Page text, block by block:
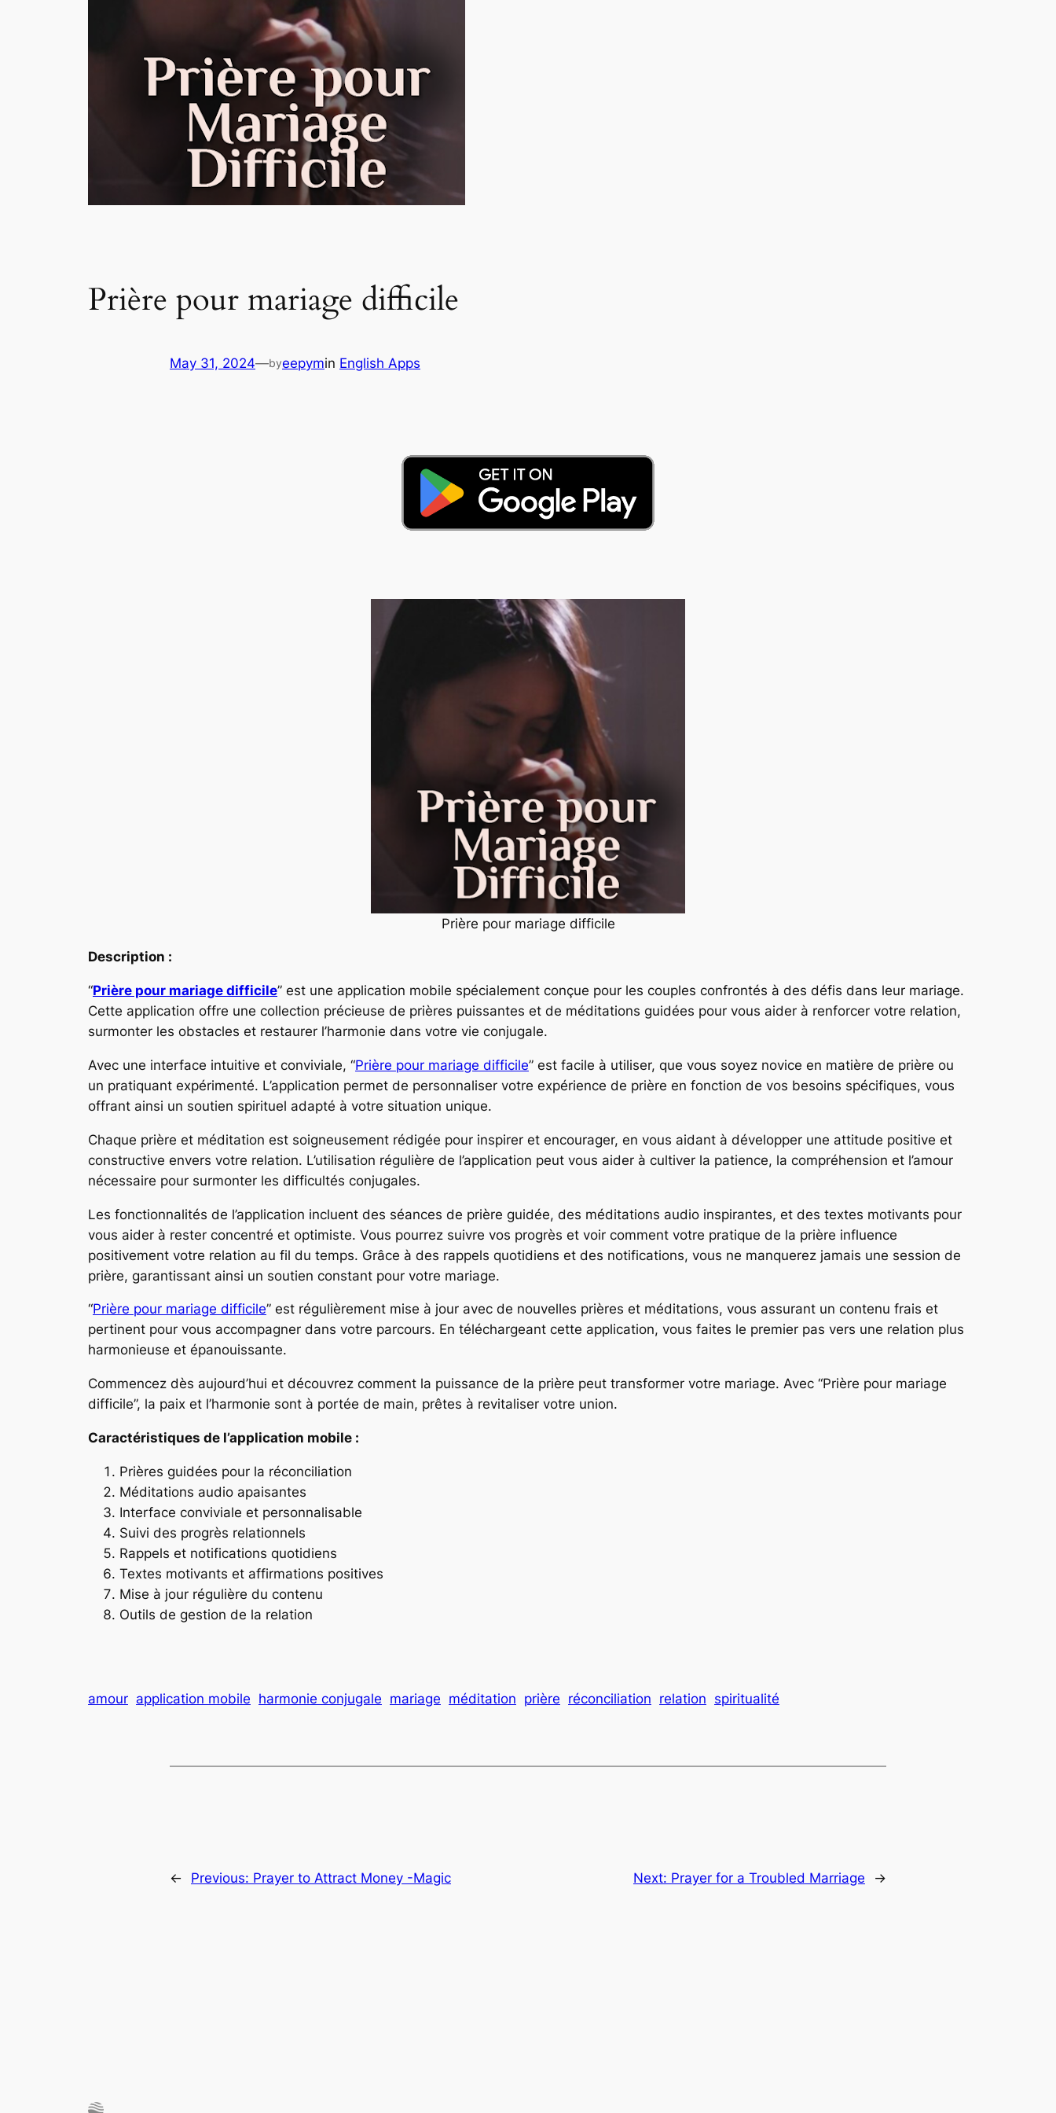
Prière pour mariage difficile
May 31, 2024—byeepymin English Apps
Prière pour mariage difficile
Description :
“Prière pour mariage difficile” est une application mobile spécialement conçue pour les couples confrontés à des défis dans leur mariage.
Cette application offre une collection précieuse de prières puissantes et de méditations guidées pour vous aider à renforcer votre relation,
surmonter les obstacles et restaurer l’harmonie dans votre vie conjugale.
Avec une interface intuitive et conviviale, “Prière pour mariage difficile” est facile à utiliser, que vous soyez novice en matière de prière ou
un pratiquant expérimenté. L’application permet de personnaliser votre expérience de prière en fonction de vos besoins spécifiques, vous
offrant ainsi un soutien spirituel adapté à votre situation unique.
Chaque prière et méditation est soigneusement rédigée pour inspirer et encourager, en vous aidant à développer une attitude positive et
constructive envers votre relation. L’utilisation régulière de l’application peut vous aider à cultiver la patience, la compréhension et l’amour
nécessaire pour surmonter les difficultés conjugales.
Les fonctionnalités de l’application incluent des séances de prière guidée, des méditations audio inspirantes, et des textes motivants pour
vous aider à rester concentré et optimiste. Vous pourrez suivre vos progrès et voir comment votre pratique de la prière influence
positivement votre relation au fil du temps. Grâce à des rappels quotidiens et des notifications, vous ne manquerez jamais une session de
prière, garantissant ainsi un soutien constant pour votre mariage.
“Prière pour mariage difficile” est régulièrement mise à jour avec de nouvelles prières et méditations, vous assurant un contenu frais et
pertinent pour vous accompagner dans votre parcours. En téléchargeant cette application, vous faites le premier pas vers une relation plus
harmonieuse et épanouissante.
Commencez dès aujourd’hui et découvrez comment la puissance de la prière peut transformer votre mariage. Avec “Prière pour mariage
difficile”, la paix et l’harmonie sont à portée de main, prêtes à revitaliser votre union.
Caractéristiques de l’application mobile :
Prières guidées pour la réconciliation
Méditations audio apaisantes
Interface conviviale et personnalisable
Suivi des progrès relationnels
Rappels et notifications quotidiens
Textes motivants et affirmations positives
Mise à jour régulière du contenu
Outils de gestion de la relation
amour application mobile harmonie conjugale mariage méditation prière réconciliation relation spiritualité
← Previous: Prayer to Attract Money -Magic Next: Prayer for a Troubled Marriage →